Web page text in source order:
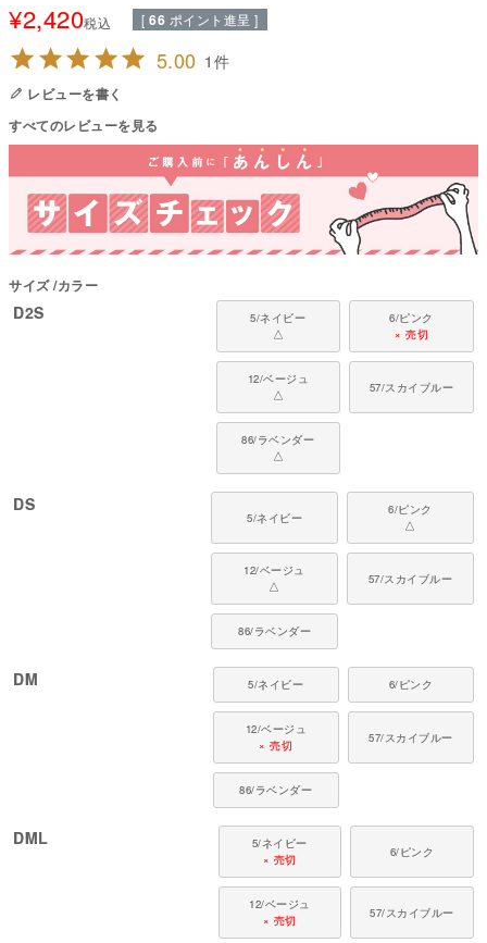
【着回しやすい、シンプルな形】
一枚でも、重ねても。使い勝手が万能なタンクトップ
【トリエント素材使用】
蚊や虫が気になる季節のお散歩や外遊びにおすすめ。公園や草むら、ドッグ
ランなど、夏のお出かけシーンにも活躍します。
■ 素材・機能について
・特殊加工生地トリエント素材を使用。
・殺虫成分に頼らない素材なので、毎日の着用にも配慮。小さな子やペット
の肌にもやさしい仕様。
・繰り返しのお洗濯にも配慮した、扱いやすい素材。
●本体：特殊加工生地トリエント(ポリエステル100%)
●部分使い：40スパンテレコ(綿95%・ポリウレタン5%)
●日本製：MADE IN JAPAN
●お手入れ：手洗い又は、裏返し洗濯ネットを使用。
ファスナー・ボタン・面テープがある商品は、しっかり止めた状態で洗濯を
カニンヘン・ミニチュアダックス、ダックスフンド、シーズー、チワワ、パ
ピヨン、ポメラニアン、マルチーズ、トイプードル、ミニチュアシュナウザ
Q. どんなシーン・季節に使えますか？
A. タンクトップはお散歩・お出かけ・おうちまで、シーンを選ばずお使いい
確認ください。
Q. ダニを見つけたら、どうすればいいですか？
A. 無理に取ろうとせず、動物病院でみてもらいましょう。触れたあとは手を
Q. 大きめサイズを買ってもいいですか？
A. 大きめだと足が袖から外れたり、絡まってケガにつながる恐れがありま
す。その子に合った適正サイズの着用をおすすめします。
フルオブビガーは、犬や猫の習性と動きを研究し、毎日に寄り添うウエアを
届けています。愛犬・愛猫の心地よい毎日を、これからも支えていきます。
¥2,420税込 [ 66 ポイント進呈 ]
5.00 1
レビューを書く
すべてのレビューを見る
サイズ カラー
D2S
5/ネイビー
△
6/ピンク
× 売切
12/ベージュ
△
57/スカイブルー
86/ラベンダー
△
DS
5/ネイビー
6/ピンク
△
12/ベージュ
△
57/スカイブルー
86/ラベンダー
DM 5/ネイビー 6/ピンク
12/ベージュ
× 売切
57/スカイブルー
86/ラベンダー
DML
5/ネイビー
× 売切
6/ピンク
12/ベージュ
× 売切
57/スカイブルー